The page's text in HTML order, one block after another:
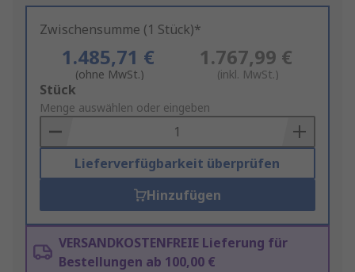
Zwischensumme (1 Stück)*
1.485,71 €
(ohne MwSt.)
1.767,99 €
(inkl. MwSt.)
Add
to
Basket
Stück
Menge auswählen oder eingeben
Lieferverfügbarkeit überprüfen
Hinzufügen
VERSANDKOSTENFREIE Lieferung für
Bestellungen ab 100,00 €